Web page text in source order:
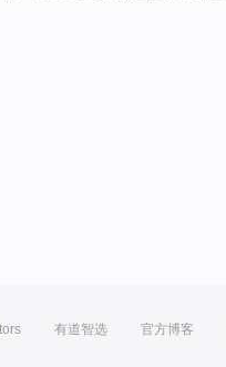
有道智选 官方博客